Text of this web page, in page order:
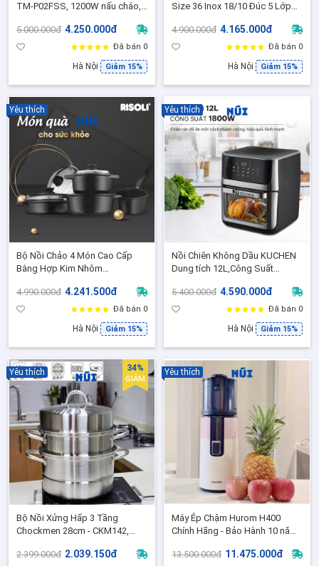
TM-P02FSS, 1200W nấu cháo,
Tháng
5.000.000đ 4.250.000đ
Đã bán 0
Hà Nội Giảm 15%
Size 36 Inox 18/10 Đúc 5 Lớp
C393, Phù hợp mọi loại bếp
4.900.000đ 4.165.000đ
Đã bán 0
Hà Nội Giảm 15%
Bộ Nồi Chảo 4 Món Cao Cấp
Bằng Hợp Kim Nhôm
RISOLI, Made in Italy, Đáy Từ
4.990.000đ 4.241.500đ
Đã bán 0
Hà Nội Giảm 15%
Yêu thích
Nồi Chiên Không Dầu KUCHEN
Dung tích 12L,Công Suất
KU PCB1128 - BH 2 Năm
5.400.000đ 4.590.000đ
Đã bán 0
Hà Nội Giảm 15%
Yêu thích
Bộ Nồi Xửng Hấp 3 Tầng
Chockmen 28cm - CKM142,
Dùng được bếp từ, mọi loại bếp
2.399.000đ 2.039.150đ
Yêu thích 34%
GIẢM
Máy Ép Chậm Hurom H400
Chính Hãng - Bảo Hành 10 năm,
13.500.000đ 11.475.000đ
Yêu thích